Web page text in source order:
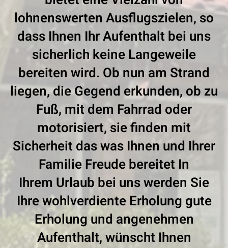
lohnenswerten Ausflugszielen, so
dass Ihnen Ihr Aufenthalt bei uns
sicherlich keine Langeweile
bereiten wird. Ob nun am Strand
liegen, die Gegend erkunden, ob zu
Fuß, mit dem Fahrrad oder
motorisiert, sie finden mit
Sicherheit das was Ihnen und Ihrer
Familie Freude bereitet In
Ihrem Urlaub bei uns werden Sie
Ihre wohlverdiente Erholung gute
Erholung und angenehmen
Aufenthalt, wünscht Ihnen